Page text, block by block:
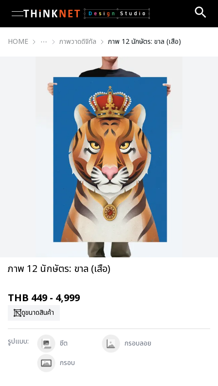
open navigation menu
HOME ภาพวาดดิจิทัล ภาพ 12 นักษัตร: ขาล (เสือ)
ภาพ 12 นักษัตร: ขาล (เสือ)
THB 449 - 4,999
ดูขนาดสินค้า
รูปแบบ: ชีต
กรอบลอย
กรอบ